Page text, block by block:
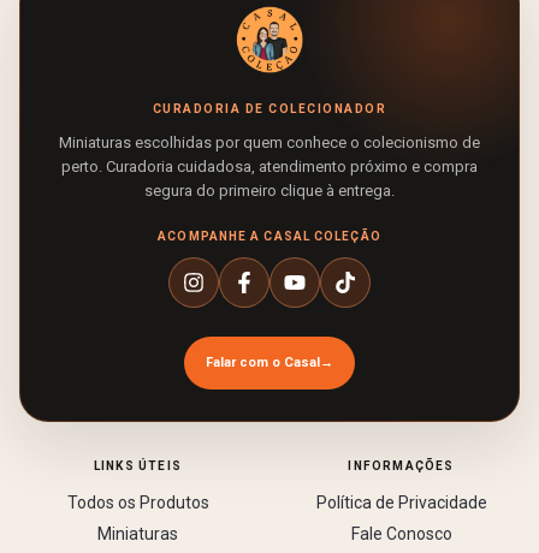
CURADORIA DE COLECIONADOR
Miniaturas escolhidas por quem conhece o colecionismo de
perto. Curadoria cuidadosa, atendimento próximo e compra
segura do primeiro clique à entrega.
ACOMPANHE A CASAL COLEÇÃO
Falar com o Casal →
LINKS ÚTEIS
Todos os Produtos
Miniaturas
INFORMAÇÕES
Política de Privacidade
Fale Conosco